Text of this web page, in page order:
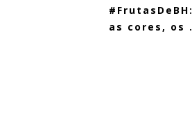
as cores, os